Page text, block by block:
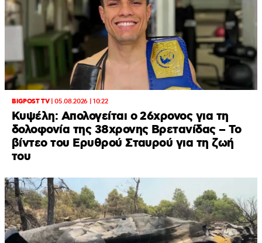
BIGPOST TV|05.08.2026 | 10:22
Κυψέλη: Απολογείται ο 26χρονος για τη
δολοφονία της 38χρονης Βρετανίδας – Το
βίντεο του Ερυθρού Σταυρού για τη ζωή
του